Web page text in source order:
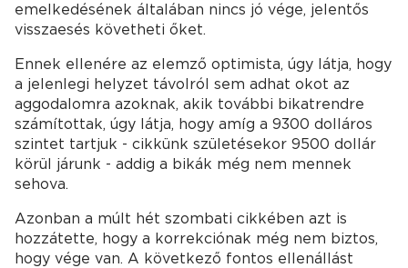
emelkedésének általában nincs jó vége, jelentős
visszaesés követheti őket.
Ennek ellenére az elemző optimista, úgy látja, hogy
a jelenlegi helyzet távolról sem adhat okot az
aggodalomra azoknak, akik további bikatrendre
számítottak, úgy látja, hogy amíg a 9300 dolláros
szintet tartjuk - cikkünk születésekor 9500 dollár
körül járunk - addig a bikák még nem mennek
sehova.
Azonban a múlt hét szombati cikkében azt is
hozzátette, hogy a korrekciónak még nem biztos,
hogy vége van. A következő fontos ellenállást